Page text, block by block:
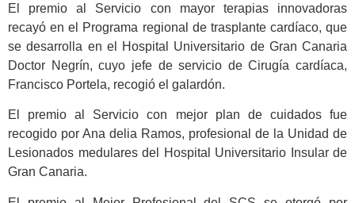
El premio al Servicio con mayor terapias innovadoras
recayó en el Programa regional de trasplante cardíaco, que
se desarrolla en el Hospital Universitario de Gran Canaria
Doctor Negrín, cuyo jefe de servicio de Cirugía cardíaca,
Francisco Portela, recogió el galardón.
El premio al Servicio con mejor plan de cuidados fue
recogido por Ana delia Ramos, profesional de la Unidad de
Lesionados medulares del Hospital Universitario Insular de
Gran Canaria.